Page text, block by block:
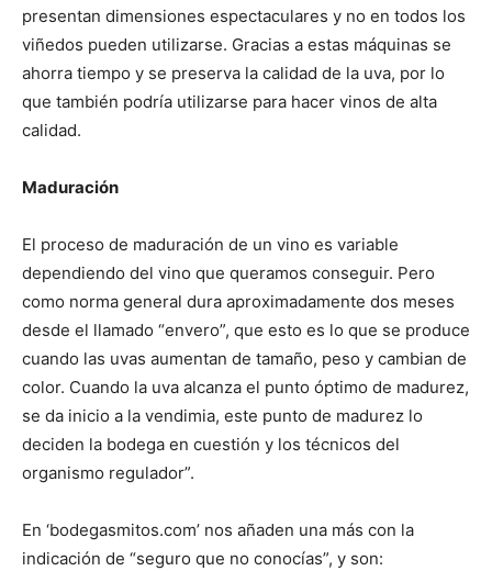
presentan dimensiones espectaculares y no en todos los
viñedos pueden utilizarse. Gracias a estas máquinas se
ahorra tiempo y se preserva la calidad de la uva, por lo
que también podría utilizarse para hacer vinos de alta
calidad.
Maduración
El proceso de maduración de un vino es variable
dependiendo del vino que queramos conseguir. Pero
como norma general dura aproximadamente dos meses
desde el llamado “envero”, que esto es lo que se produce
cuando las uvas aumentan de tamaño, peso y cambian de
color. Cuando la uva alcanza el punto óptimo de madurez,
se da inicio a la vendimia, este punto de madurez lo
deciden la bodega en cuestión y los técnicos del
organismo regulador”.
En ‘bodegasmitos.com’ nos añaden una más con la
indicación de “seguro que no conocías”, y son: